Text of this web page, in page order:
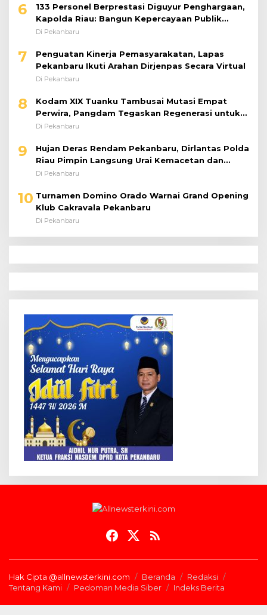
6
133 Personel Berprestasi Diguyur Penghargaan,
Kapolda Riau: Bangun Kepercayaan Publik
dengan Karya Nyata
Di Pekanbaru
7
Penguatan Kinerja Pemasyarakatan, Lapas
Pekanbaru Ikuti Arahan Dirjenpas Secara Virtual
Di Pekanbaru
8
Kodam XIX Tuanku Tambusai Mutasi Empat
Perwira, Pangdam Tegaskan Regenerasi untuk
Perkuat Kinerja Satuan
Di Pekanbaru
9
Hujan Deras Rendam Pekanbaru, Dirlantas Polda
Riau Pimpin Langsung Urai Kemacetan dan
Bantu Pengendara
Di Pekanbaru
10 Turnamen Domino Orado Warnai Grand Opening
Klub Cakravala Pekanbaru
Di Pekanbaru
Hak Cipta @allnewsterkini.com Beranda
Redaksi
Tentang Kami
Pedoman Media Siber Indeks Berita